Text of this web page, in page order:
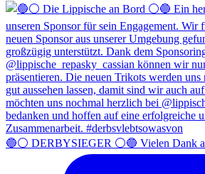
🔵⚪️ DERBYSIEGER ⚪️🔵 Vielen Dank